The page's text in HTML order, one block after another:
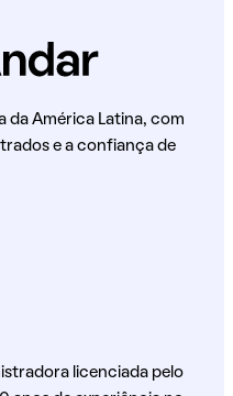
da América Latina, com
e a confiança de
licenciada pelo